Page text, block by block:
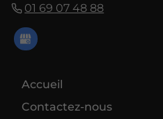
01 69 07 48 88
Accueil
Contactez-nous